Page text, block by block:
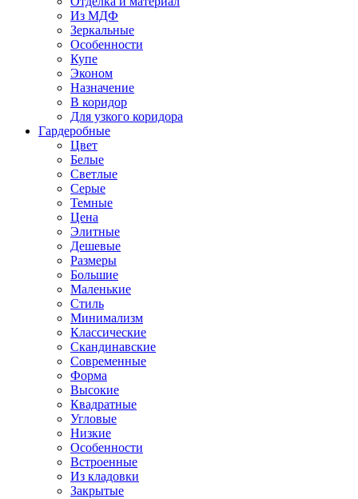
Из МДФ
Зеркальные
Особенности
Купе
Эконом
Назначение
В коридор
Для узкого коридора
Гардеробные
Цвет
Белые
Светлые
Серые
Темные
Цена
Элитные
Дешевые
Размеры
Большие
Маленькие
Стиль
Минимализм
Классические
Скандинавские
Современные
Форма
Высокие
Квадратные
Угловые
Низкие
Особенности
Встроенные
Из кладовки
Закрытые